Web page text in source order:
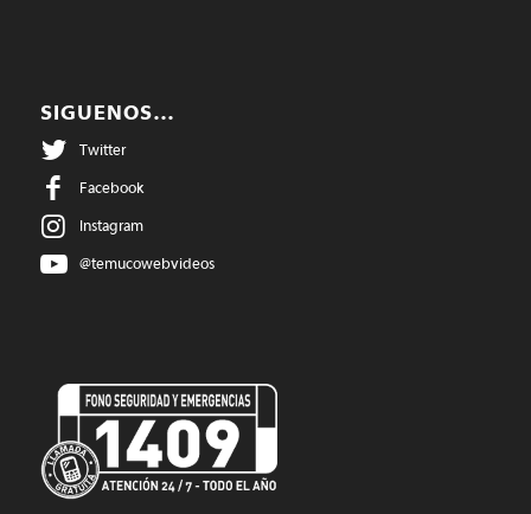
SIGUENOS…
Twitter
Facebook
Instagram
@temucowebvideos